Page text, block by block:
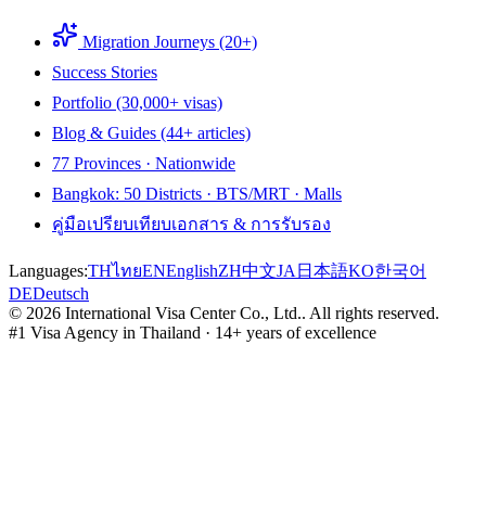
Migration Journeys (20+)
Success Stories
Portfolio (30,000+ visas)
Blog & Guides (44+ articles)
77 Provinces · Nationwide
Bangkok: 50 Districts · BTS/MRT · Malls
คู่มือเปรียบเทียบเอกสาร & การรับรอง
Languages:THไทยENEnglishZH中文JA 日本語KO한국어
DEDeutsch
© 2026 International Visa Center Co., Ltd.. All rights reserved.
#1 Visa Agency in Thailand · 14+ years of excellence